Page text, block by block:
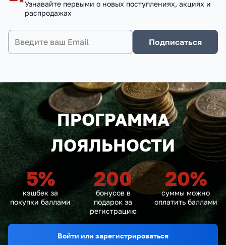
Узнавайте первыми о новых поступлениях, акциях и
распродажах
Подписаться
ПРОГРАММА
ЛОЯЛЬНОСТИ
5%
кэшбек за
покупки баллами
200
бонусов в
подарок за
регистрацию
20%
суммы можно
оплатить баллами
Войти или зарегистрироваться